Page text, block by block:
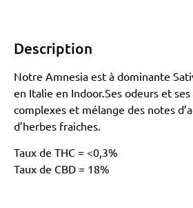
Description
Notre Amnesia est à dominante
en Italie en Indoor.Ses odeurs et
complexes et mélange des notes
d’herbes fraiches.
Taux de THC = <0,3%
Taux de CBD = 18%